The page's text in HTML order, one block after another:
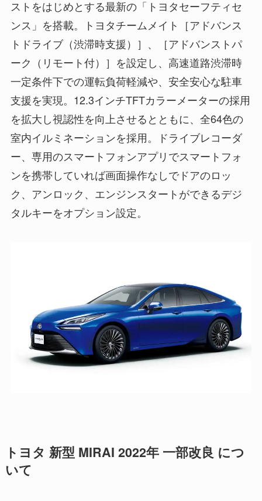
ストをはじめとする最新の「トヨタセーフティセ
ンス」を搭載。トヨタチームメイト［アドバンス
トドライブ（渋滞時支援）］、［アドバンストパ
ーク（リモート付）］を設定し、高速道路渋滞時
一定条件下での運転負荷軽減や、安全安心な駐車
支援を実現。12.3インチTFTカラーメーターの採用
を拡大し視認性を向上させるとともに、全64色の
室内イルミネーションを採用。ドライブレコーダ
ー、専用のスマートフォンアプリでスマートフォ
ンを携帯していれば画面操作なしでドアのロッ
ク、アンロック、エンジンスタートができるデジ
タルキーをオプション設定。
トヨタ 新型 MIRAI 2022年 一部改良 につ
いて